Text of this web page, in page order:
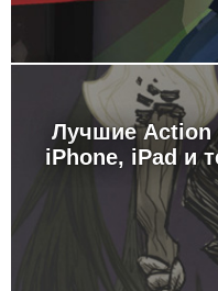
Лучшие Action
iPhone, iPad и